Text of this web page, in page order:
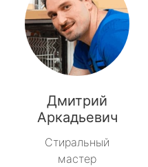
Дмитрий
Аркадьевич
Стиральный
мастер